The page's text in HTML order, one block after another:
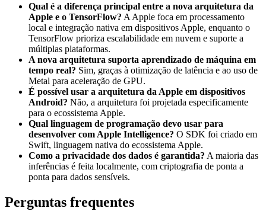
Qual é a diferença principal entre a nova arquitetura da
Apple e o TensorFlow? A Apple foca em processamento
local e integração nativa em dispositivos Apple, enquanto o
TensorFlow prioriza escalabilidade em nuvem e suporte a
múltiplas plataformas.
A nova arquitetura suporta aprendizado de máquina em
tempo real? Sim, graças à otimização de latência e ao uso de
Metal para aceleração de GPU.
É possível usar a arquitetura da Apple em dispositivos
Android? Não, a arquitetura foi projetada especificamente
para o ecossistema Apple.
Qual linguagem de programação devo usar para
desenvolver com Apple Intelligence? O SDK foi criado em
Swift, linguagem nativa do ecossistema Apple.
Como a privacidade dos dados é garantida? A maioria das
inferências é feita localmente, com criptografia de ponta a
ponta para dados sensíveis.
Perguntas frequentes